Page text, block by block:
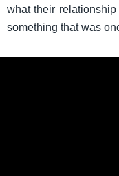
what their
something that was